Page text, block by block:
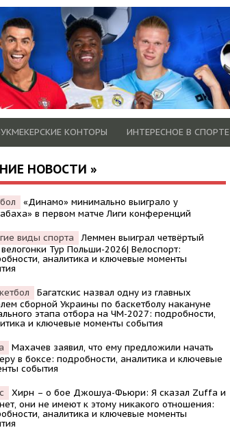
КОНТОРЫ ИНТЕРЕСНОЕ В СПОРТЕ
НОВОСТИ »
«Динамо» минимально выиграло у
в первом матче Лиги конференций
виды спорта
Леммен выиграл четвёртый
велогонки Тур Польши-2026| Велоспорт:
аналитика и ключевые моменты
Багатскис назвал одну из главных
сборной Украины по баскетболу накануне
этапа отбора на ЧМ-2027: подробности,
и ключевые моменты события
Махачев заявил, что ему предложили начать
в боксе: подробности, аналитика и ключевые
события
Хирн – о бое Джошуа-Фьюри: Я сказал Zuffa и
они не имеют к этому никакого отношения:
аналитика и ключевые моменты